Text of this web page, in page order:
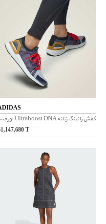
ADIDAS
کفش رانینگ زنانه Ultraboost DNA اورجینال آدیداس | IH0092
61,147,680